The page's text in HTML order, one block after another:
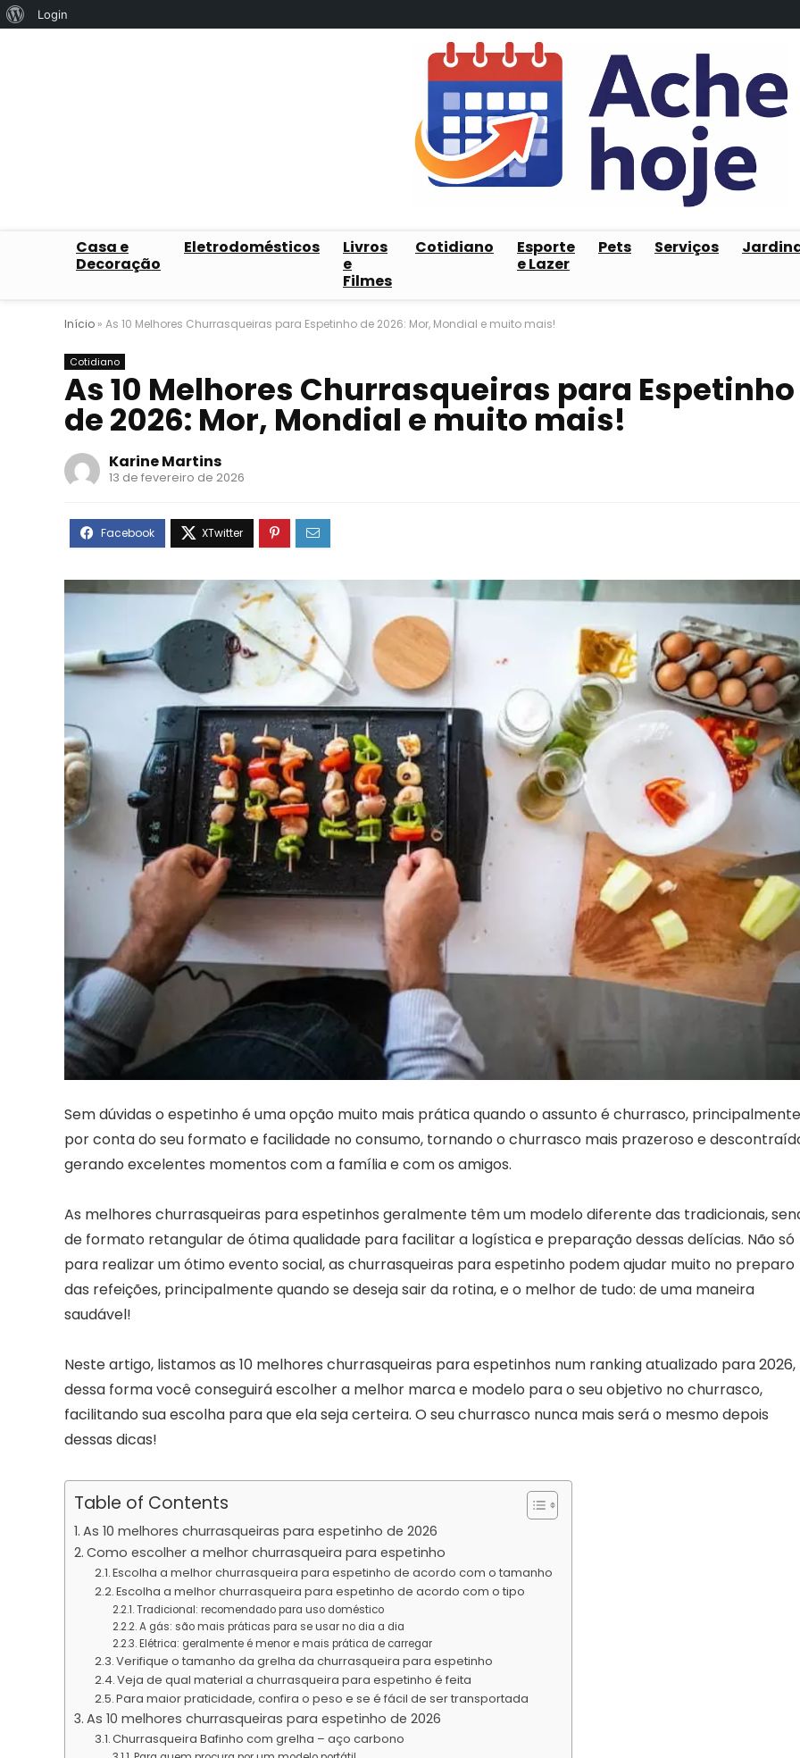
Sobre
Login
Casa e
Decoração
Eletrodomésticos
Livros
e
Filmes
Cotidiano
Esporte
e Lazer
Pets Serviços
Início » As 10 Melhores Churrasqueiras para Espetinho de 2026: Mor, Mondial e muito mais!
Cotidiano
As 10 Melhores Churrasqueiras para Espetinho
de 2026: Mor, Mondial e muito mais!
Karine Martins
13 de fevereiro de 2026
Sem dúvidas o espetinho é uma opção muito mais prática quando o assunto é churrasco, principalmente
por conta do seu formato e facilidade no consumo, tornando o churrasco mais prazeroso e
gerando excelentes momentos com a família e com os amigos.
As melhores churrasqueiras para espetinhos geralmente têm um modelo diferente das tradicionais,
de formato retangular de ótima qualidade para facilitar a logística e preparação dessas delícias. Não só
para realizar um ótimo evento social, as churrasqueiras para espetinho podem ajudar muito no preparo
das refeições, principalmente quando se deseja sair da rotina, e o melhor de tudo: de uma maneira
saudável!
Neste artigo, listamos as 10 melhores churrasqueiras para espetinhos num ranking atualizado para 2026,
dessa forma você conseguirá escolher a melhor marca e modelo para o seu objetivo no churrasco,
facilitando sua escolha para que ela seja certeira. O seu churrasco nunca mais será o mesmo depois
dessas dicas!
Table of Contents
As 10 melhores churrasqueiras para espetinho de 2026
Como escolher a melhor churrasqueira para espetinho
Escolha a melhor churrasqueira para espetinho de acordo com o tamanho
Escolha a melhor churrasqueira para espetinho de acordo com o tipo
Tradicional: recomendado para uso doméstico
A gás: são mais práticas para se usar no dia a dia
Elétrica: geralmente é menor e mais prática de carregar
Verifique o tamanho da grelha da churrasqueira para espetinho
Veja de qual material a churrasqueira para espetinho é feita
Para maior praticidade, confira o peso e se é fácil de ser transportada
As 10 melhores churrasqueiras para espetinho de 2026
Churrasqueira Bafinho com grelha – aço carbono